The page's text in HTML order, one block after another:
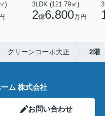
)
3LDK (121.79㎡)
2億6,800万円
グリーンコーポ大正 2階
ム 株式会社
お問い合わせ